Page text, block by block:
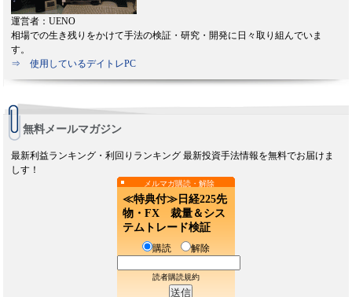
運営者：UENO
相場での生き残りをかけて手法の検証・研究・開発に日々取り組んでいま
す。
⇒ 使用しているデイトレPC
無料メールマガジン
最新利益ランキング・利回りランキング 最新投資手法情報を無料でお届けま
しす！
メルマガ購読・解除
≪特典付≫日経225先
物・FX 裁量＆シス
テムトレード検証
購読 解除
読者購読規約